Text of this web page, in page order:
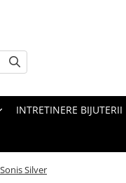
INTRETINERE BIJUTERII
Silver